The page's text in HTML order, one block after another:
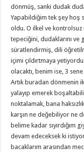
dönmüş, sanki dudak
Yapabildiğim tek şey hoş
oldu. O ilkel ve kontrolsuz
tepeciğini, dudaklarını ve
süratlendirmiş, dili
içimi çıldırtmaya
olacaktı, benim ise, 3
Artık buradan dönmenin
yalayıp emerek
noktalamak, bana
karşın ne değebiliyor ne
belime kadar sıyırdığım
devam edeceksek ki
bacaklarım arasından